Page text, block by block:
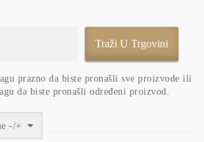
prazno da biste pronašli sve proizvode ili
da biste pronašli određeni proizvod.
-/+